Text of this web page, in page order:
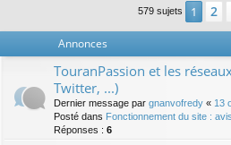
579 sujets 1 2
Annonces
TouranPassion et les
Twitter, ...)
Dernier message par gnanvofredy « 13
Posté dans Fonctionnement du site :
Réponses : 6